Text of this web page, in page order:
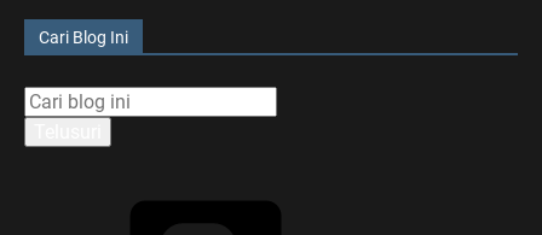
Cari Blog Ini